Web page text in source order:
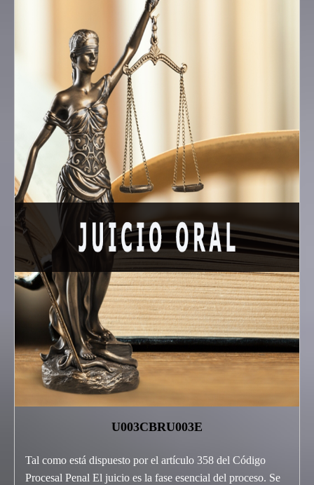
U003CBRU003E
Tal como está dispuesto por el artículo 358 del Código
Procesal Penal El juicio es la fase esencial del proceso. Se